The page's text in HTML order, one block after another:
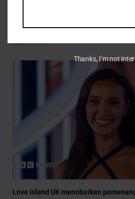
untuk tidak berhenti menari
JULY 29, 2026
Love Island UK menobatkan
Thanks, I’m not